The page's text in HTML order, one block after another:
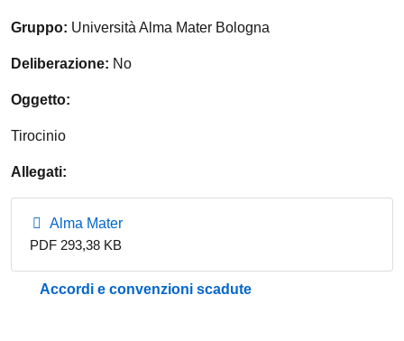
Gruppo: Università Alma Mater Bologna
Deliberazione: No
Oggetto:
Tirocinio
Allegati:
Alma Mater
PDF 293,38 KB
Accordi e convenzioni scadute